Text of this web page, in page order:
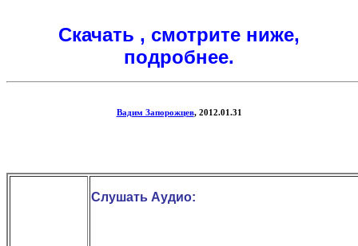
Скачать , смотрите ниже,
подробнее.
Вадим Запорожцев, 2012.01.31
Слушать Аудио: